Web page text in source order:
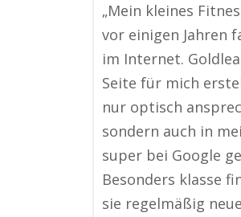
„Mein kleines
vor einigen Jahren
im Internet.
Seite für mich
nur optisch
sondern auch in
super bei Google
Besonders klasse
sie regelmäßig